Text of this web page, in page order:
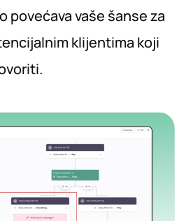
povećava vaše šanse za
klijentima koji